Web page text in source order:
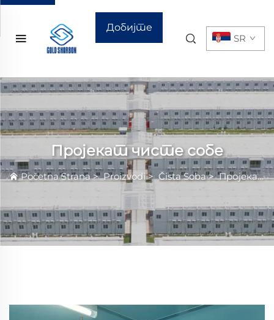
Добијте
SR
Пројекат чисте собе
Početna Strana>Proizvodi>Čista Soba>Пројекат чисте собе